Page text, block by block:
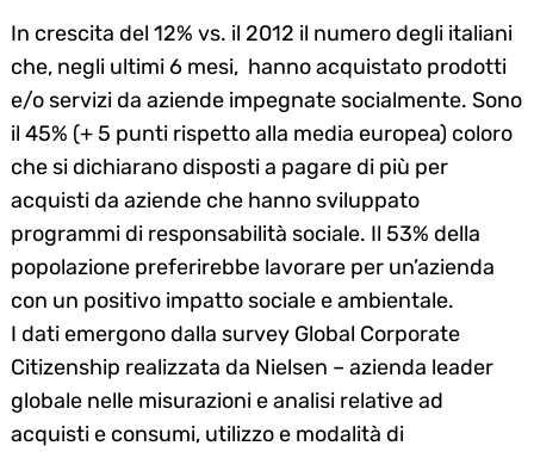
In crescita del 12% vs. il 2012 il numero degli italiani
che, negli ultimi 6 mesi, hanno acquistato prodotti
e/o servizi da aziende impegnate socialmente. Sono
il 45% (+ 5 punti rispetto alla media europea) coloro
che si dichiarano disposti a pagare di più per
acquisti da aziende che hanno sviluppato
programmi di responsabilità sociale. Il 53% della
popolazione preferirebbe lavorare per un’azienda
con un positivo impatto sociale e ambientale.
I dati emergono dalla survey Global Corporate
Citizenship realizzata da Nielsen – azienda leader
globale nelle misurazioni e analisi relative ad
acquisti e consumi, utilizzo e modalità di